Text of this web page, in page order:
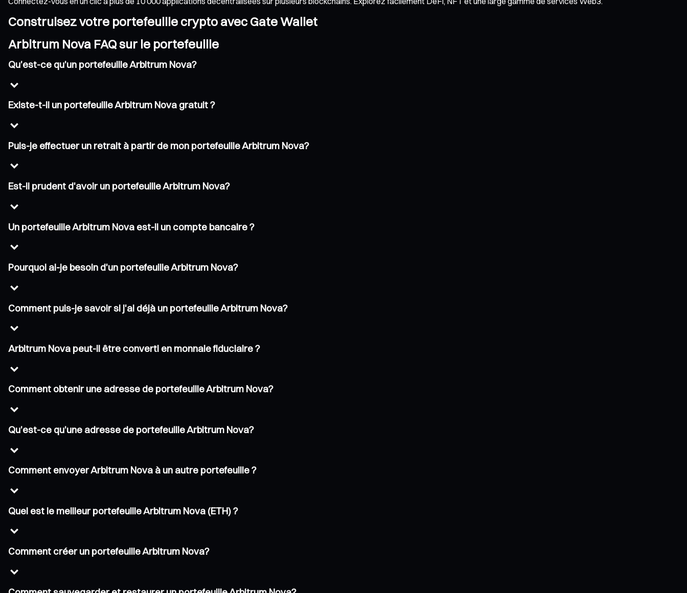
Construisez votre portefeuille crypto avec Gate Wallet
Arbitrum Nova FAQ sur le portefeuille
Qu'est-ce qu'un portefeuille Arbitrum Nova?
Existe-t-il un portefeuille Arbitrum Nova gratuit ?
Puis-je effectuer un retrait à partir de mon portefeuille Arbitrum Nova?
Est-il prudent d'avoir un portefeuille Arbitrum Nova?
Un portefeuille Arbitrum Nova est-il un compte bancaire ?
Pourquoi ai-je besoin d'un portefeuille Arbitrum Nova?
Comment puis-je savoir si j'ai déjà un portefeuille Arbitrum Nova?
Arbitrum Nova peut-il être converti en monnaie fiduciaire ?
Comment obtenir une adresse de portefeuille Arbitrum Nova?
Qu'est-ce qu'une adresse de portefeuille Arbitrum Nova?
Comment envoyer Arbitrum Nova à un autre portefeuille ?
Quel est le meilleur portefeuille Arbitrum Nova (ETH) ?
Comment créer un portefeuille Arbitrum Nova?